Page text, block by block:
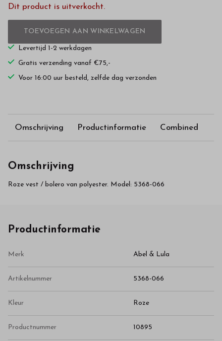
Dit product is uitverkocht.
TOEVOEGEN AAN WINKELWAGEN
Levertijd 1-2 werkdagen
Gratis verzending vanaf €75,-
Voor 16:00 uur besteld, zelfde dag verzonden
Omschrijving Productinformatie Combined
Omschrijving
Roze vest / bolero van polyester. Model: 5368-066
Productinformatie
Merk Abel & Lula
Artikelnummer 5368-066
Kleur Roze
Productnummer 10895